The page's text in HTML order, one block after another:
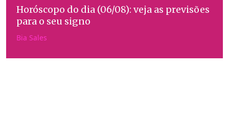
Horóscopo do dia (06/08): veja as previsões
para o seu signo
Bia Sales